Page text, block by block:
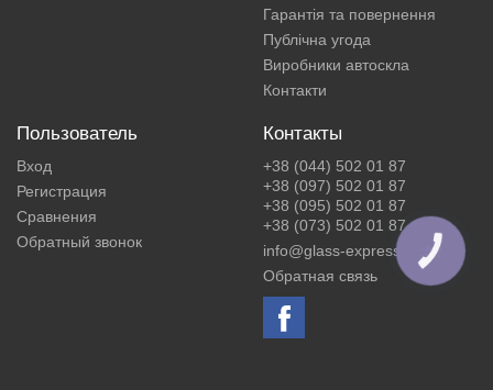
Гарантія та повернення
Публічна угода
Виробники автоскла
Контакти
Пользователь
Вход
Регистрация
Сравнения
Обратный звонок
Контакты
+38 (044) 502 01 87
+38 (097) 502 01 87
+38 (095) 502 01 87
+38 (073) 502 01 87
info@glass-express.ua
Обратная связь
КНОПКА
ЗВ'ЯЗКУ